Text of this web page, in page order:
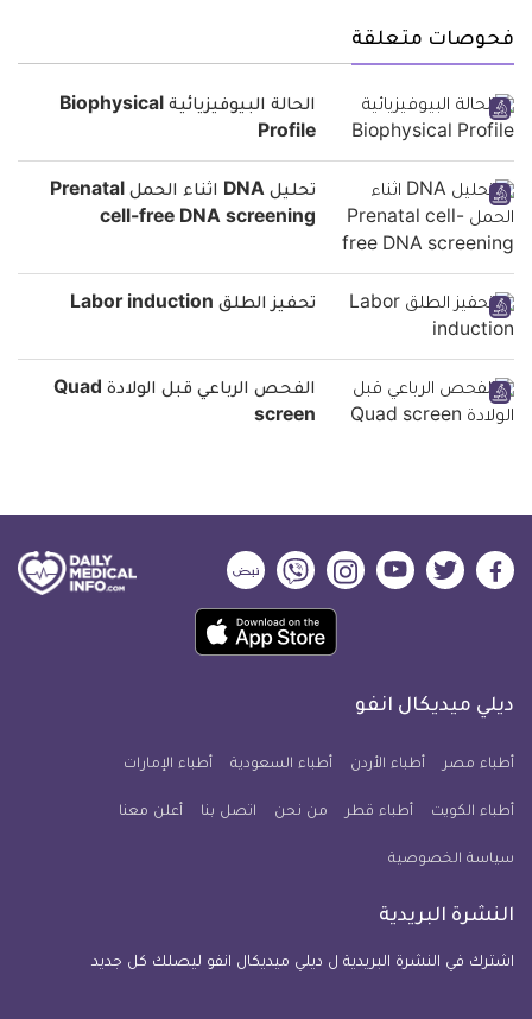
فحوصات متعلقة
الحالة البيوفيزيائية Biophysical
Profile
تحليل DNA اثناء الحمل Prenatal
cell-free DNA screening
تحفيز الطلق Labor induction
الفحص الرباعي قبل الولادة Quad
screen
ديلي
فيسبوك
ديلي
تويتر
ديلي
ميديكال
يوتيوب
ديلي
ميديكال
انفو
ديلي
ميديكال
انفو
ديلي
ميديكال
انفو
حمل
تطبيق
معلومة
للآيفون
ديلي ميديكال انفو
أطباء مصر أطباء الأردن أطباء السعودية أطباء الإمارات
أطباء الكويت أطباء قطر من نحن اتصل بنا أعلن معنا
سياسة الخصوصية
النشرة البريدية
اشترك في النشرة البريدية ل ديلي ميديكال انفو ليصلك كل جديد